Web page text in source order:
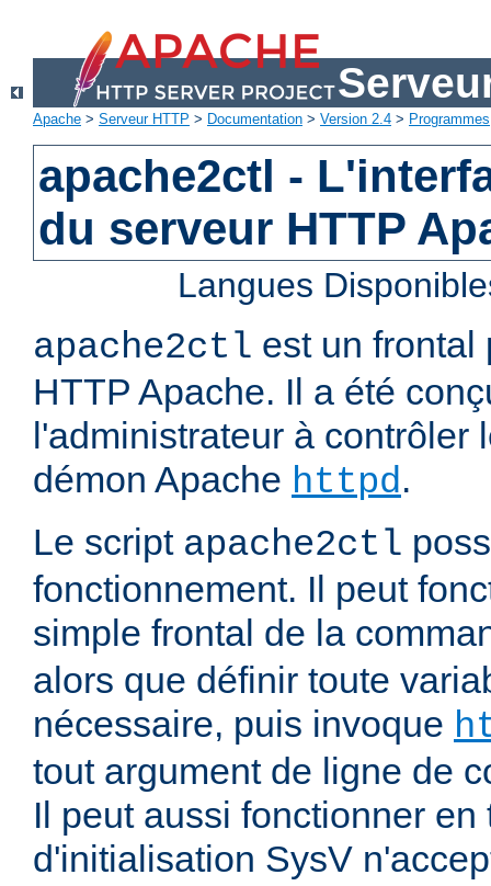
Apache > Serveur HTTP > Documentation > Version 2.4 > Programmes
apache2ctl -
du serveur HTTP
Langues
apache2ctl est un frontal
HTTP Apache. Il a été
l'administrateur à contrôler
démon Apache httpd.
Le script apache2ctl
fonctionnement. Il peut
simple frontal de la
alors que définir toute
nécessaire, puis invoque
tout argument de ligne de
Il peut aussi fonctionner en
d'initialisation SysV